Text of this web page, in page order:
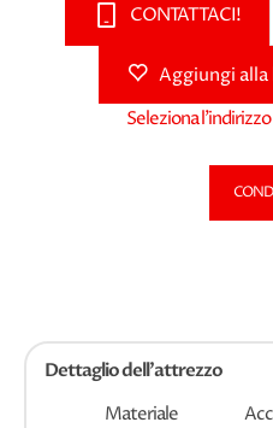
CONTATTACI!
Aggiungi
Seleziona
Dettaglio dell'attrezzo
Materiale